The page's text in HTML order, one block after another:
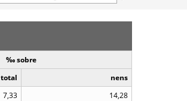
‰ sobre
total
nens
7,33
14,28